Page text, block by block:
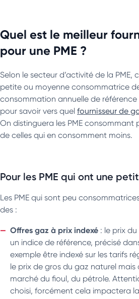
Quel est le meilleur
pour une PME ?
Selon le secteur d’activité de la PME,
petite ou moyenne consommatrice
consommation annuelle de
pour savoir vers quel fournisseur de
On distinguera les PME consommant
de celles qui en consomment moins.
Pour les PME qui ont une
Les PME qui sont peu
des :
Offres gaz à prix indexé : le prix
un indice de référence, précisé
exemple être indexé sur les tarifs
le prix de gros du gaz naturel mais
marché du fioul, du pétrole.
choisi, forcément cela impactera